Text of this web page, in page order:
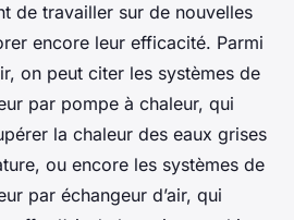
de travailler sur de nouvelles
encore leur efficacité. Parmi
on peut citer les systèmes de
par pompe à chaleur, qui
la chaleur des eaux grises
ou encore les systèmes de
par échangeur d’air, qui